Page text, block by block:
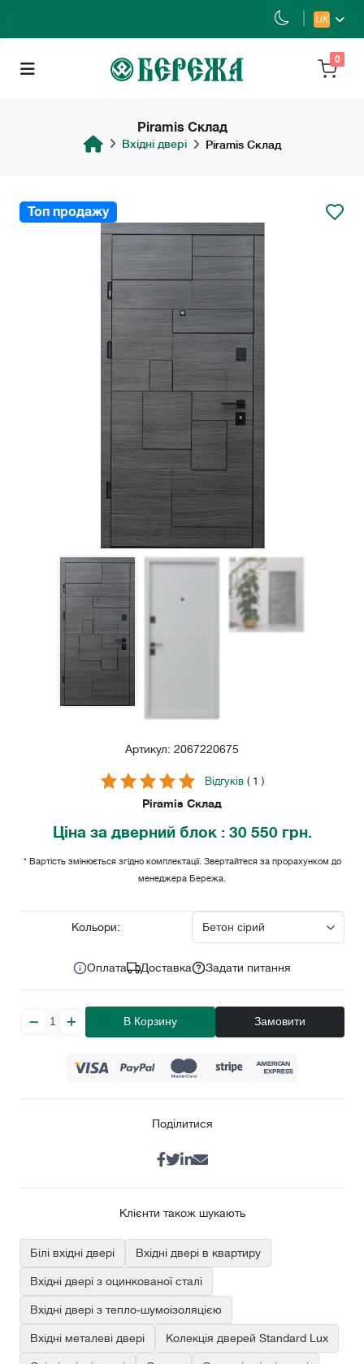
UK
0
Piramis Склад
Вхідні двері Piramis Склад
Топ продажу
Артикул: 2067220675
Відгуків( 1 )
Piramis Склад
Ціна за дверний блок : 30 550 грн.
* Вартість змінюється згідно комплектації. Звертайтеся за прорахунком до
менеджера Бережа.
Кольори:
Оплата Доставка Задати питання
В Корзину Замовити
Поділитися
Клієнти також шукають
Білі вхідні двері Вхідні двері в квартиру
Вхідні двері з оцинкованої сталі
Вхідні двері з тепло-шумоізоляцією
Вхідні металеві двері Колекція дверей Standard Lux